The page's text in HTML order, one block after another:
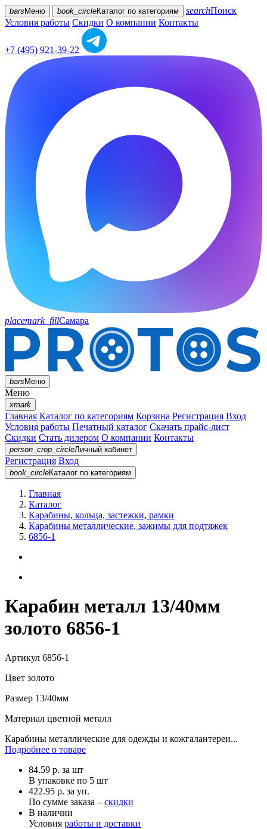
bars Меню book_circleКаталог по категориям searchПоиск
Условия работы Скидки О компании Контакты
+7 (495) 921-39-22
placemark_fillСамара
barsМеню
Меню
xmark
Главная Каталог по категориям Корзина Регистрация Вход
Условия работы Печатный каталог Скачать прайс-лист
Скидки Стать дилером О компании Контакты
person_crop_circleЛичный кабинет
Регистрация Вход
book_circleКаталог по категориям
Главная
Каталог
Карабины, кольца, застежки, рамки
Карабины металлические, зажимы для подтяжек
6856-1
Карабин металл 13/40мм
золото 6856-1
Артикул 6856-1
Цвет золото
Размер 13/40мм
Материал цветной металл
Карабины металлические для одежды и кожгалантереи...
Подробнее о товаре
84.59 р. за шт
В упаковке по 5 шт
422.95 р. за уп.
По сумме заказа – скидки
В наличии
Условия работы и доставки